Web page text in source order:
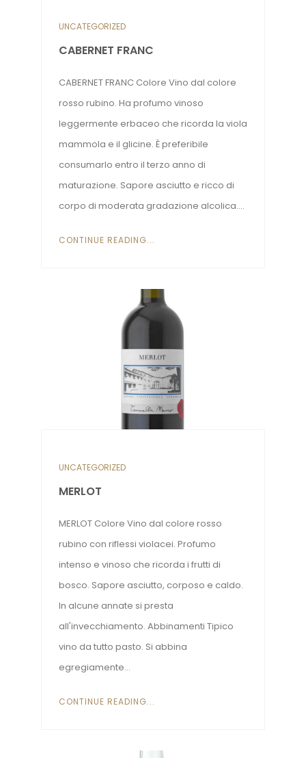
UNCATEGORIZED
CABERNET FRANC
CABERNET FRANC Colore Vino dal colore
rosso rubino. Ha profumo vinoso
leggermente erbaceo che ricorda la viola
mammola e il glicine. È preferibile
consumarlo entro il terzo anno di
maturazione. Sapore asciutto e ricco di
corpo di moderata gradazione alcolica....
CONTINUE READING...
UNCATEGORIZED
MERLOT
MERLOT Colore Vino dal colore rosso
rubino con riflessi violacei. Profumo
intenso e vinoso che ricorda i frutti di
bosco. Sapore asciutto, corposo e caldo.
In alcune annate si presta
all'invecchiamento. Abbinamenti Tipico
vino da tutto pasto. Si abbina
egregiamente...
CONTINUE READING...